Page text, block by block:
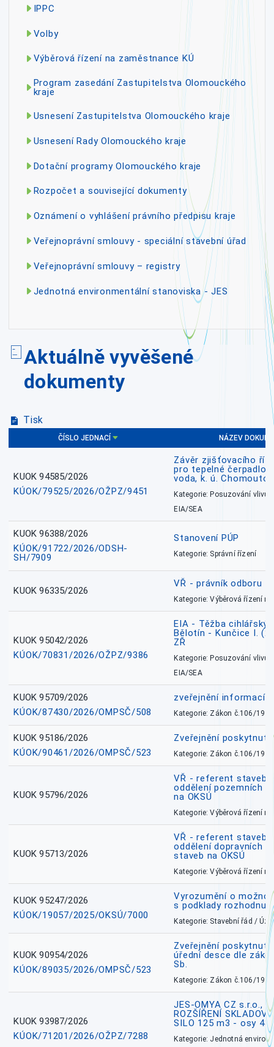
IPPC
Volby
Výběrová řízení na zaměstnance KÚ
Program zasedání Zastupitelstva Olomouckého
kraje
Usnesení Zastupitelstva Olomouckého kraje
Usnesení Rady Olomouckého kraje
Dotační programy Olomouckého kraje
Rozpočet a související dokumenty
Oznámení o vyhlášení právního předpisu kraje
Veřejnoprávní smlouvy - speciální stavební úřad
Veřejnoprávní smlouvy – registry
Jednotná environmentální stanoviska - JES
Aktuálně vyvěšené
dokumenty
Tisk
ČÍSLO JEDNACÍ NÁZEV
KUOK 94585/2026
KÚOK/79525/2026/OŽPZ/9451
Závěr zjišťovacího
pro tepelné čerpadlo
voda, k. ú. Chomoutov
Kategorie: Posuzování vlivů
EIA/SEA
KUOK 96388/2026
KÚOK/91722/2026/ODSH-
SH/7909
Stanovení PÚP
Kategorie: Správní řízení
KUOK 96335/2026
VŘ - právník odboru
Kategorie: Výběrová řízení
KUOK 95042/2026
KÚOK/70831/2026/OŽPZ/9386
EIA - Těžba
Bělotín - Kunčice I.
ZŘ
Kategorie: Posuzování vlivů
EIA/SEA
KUOK 95709/2026
KÚOK/87430/2026/OMPSČ/508
zveřejnění informací
Kategorie: Zákon č.106/1999
KUOK 95186/2026
KÚOK/90461/2026/OMPSČ/523
Zveřejnění
Kategorie: Zákon č.106/1999
KUOK 95796/2026
VŘ - referent
oddělení pozemních
na OKSÚ
Kategorie: Výběrová řízení
KUOK 95713/2026
VŘ - referent
oddělení dopravních
staveb na OKSÚ
Kategorie: Výběrová řízení
KUOK 95247/2026
KÚOK/19057/2025/OKSÚ/7000
Vyrozumění o
s podklady rozhodnutí
Kategorie: Stavební řád /
KUOK 90954/2026
KÚOK/89035/2026/OMPSČ/523
Zveřejnění
úřední desce dle
Sb.
Kategorie: Zákon č.106/1999
KUOK 93987/2026
KÚOK/71201/2026/OŽPZ/7288
JES-OMYA CZ s.r.o.,
ROZŠÍŘENÍ
SILO 125 m3 - osy
Kategorie: Jednotná